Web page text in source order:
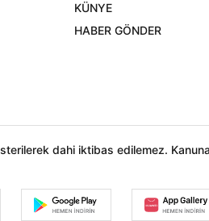
KÜNYE
HABER GÖNDER
dahi iktibas edilemez.